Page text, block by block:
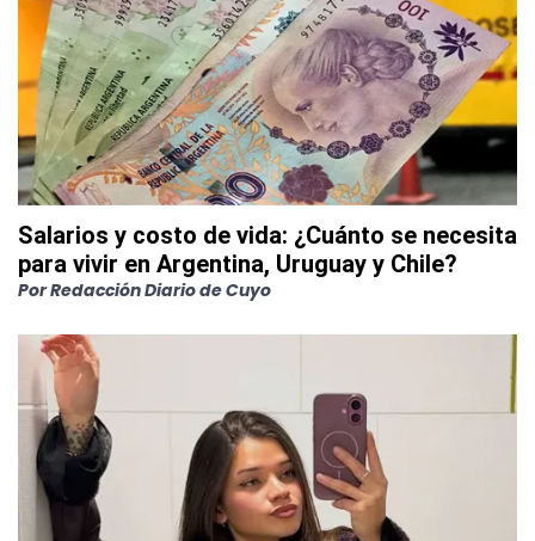
Salarios y costo de vida: ¿Cuánto se necesita
para vivir en Argentina, Uruguay y Chile?
PorRedacción Diario de Cuyo